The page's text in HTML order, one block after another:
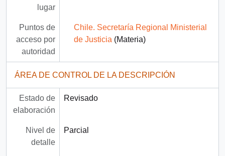
lugar
Puntos de
acceso por
autoridad
Chile. Secretaría Regional Ministerial
de Justicia (Materia)
ÁREA DE CONTROL DE LA DESCRIPCIÓN
Estado de
elaboración
Revisado
Nivel de
detalle
Parcial